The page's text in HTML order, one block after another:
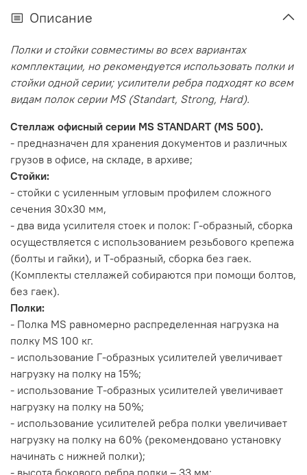
Описание
Полки и стойки совместимы во всех вариантах
комплектации, но рекомендуется использовать полки и
стойки одной серии; усилители ребра подходят ко всем
видам полок серии MS (Standart, Strong, Hard).
Стеллаж офисный серии MS STANDART (MS 500).
- предназначен для хранения документов и различных
грузов в офисе, на складе, в архиве;
Стойки:
- стойки с усиленным угловым профилем сложного
сечения 30х30 мм,
- два вида усилителя стоек и полок: Г-образный, сборка
осуществляется с использованием резьбового крепежа
(болты и гайки), и Т-образный, сборка без гаек.
(Комплекты стеллажей собираются при помощи болтов,
без гаек).
Полки:
- Полка MS равномерно распределенная нагрузка на
полку MS 100 кг.
- использование Г-образных усилителей увеличивает
нагрузку на полку на 15%;
- использование Т-образных усилителей увеличивает
нагрузку на полку на 50%;
- использование усилителей ребра полки увеличивает
нагрузку на полку на 60% (рекомендовано установку
начинать с нижней полки);